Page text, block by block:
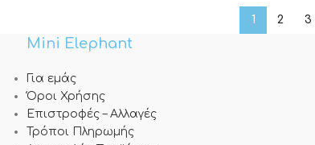
1 2 3
Mini Elephant
Για εμάς
Όροι Χρήσης
Επιστροφές – Αλλαγές
Τρόποι Πληρωμής